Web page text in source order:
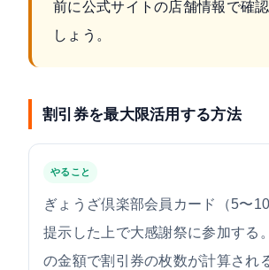
前に公式サイトの店舗情報で確
しょう。
割引券を最大限活用する方法
やること
ぎょうざ倶楽部会員カード（5〜
提示した上で大感謝祭に参加する
の金額で割引券の枚数が計算され